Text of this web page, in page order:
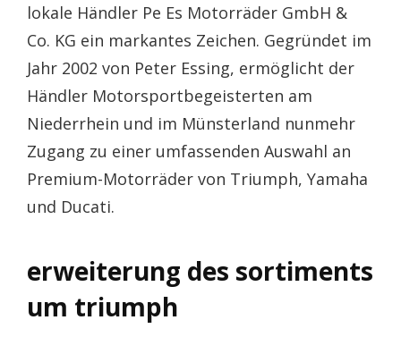
lokale Händler Pe Es Motorräder GmbH &
Co. KG ein markantes Zeichen. Gegründet im
Jahr 2002 von Peter Essing, ermöglicht der
Händler Motorsportbegeisterten am
Niederrhein und im Münsterland nunmehr
Zugang zu einer umfassenden Auswahl an
Premium-Motorräder von Triumph, Yamaha
und Ducati.
erweiterung des sortiments
um triumph